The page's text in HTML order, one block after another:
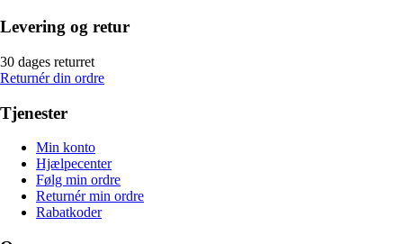
Levering og retur
30 dages returret
Returnér din ordre
Tjenester
Min konto
Hjælpecenter
Følg min ordre
Returnér min ordre
Rabatkoder